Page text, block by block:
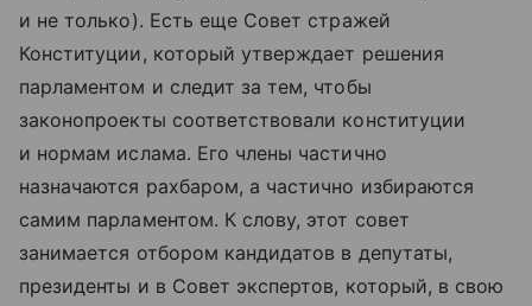
и не только). Есть еще Совет стражей
Конституции, который утверждает решения
парламентом и следит за тем, чтобы
законопроекты соответствовали конституции
и нормам ислама. Его члены частично
назначаются рахбаром, а частично избираются
самим парламентом. К слову, этот совет
занимается отбором кандидатов в депутаты,
президенты и в Совет экспертов, который, в свою